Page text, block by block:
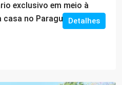
exclusivo em meio à
casa no ParaguaiDetalhes